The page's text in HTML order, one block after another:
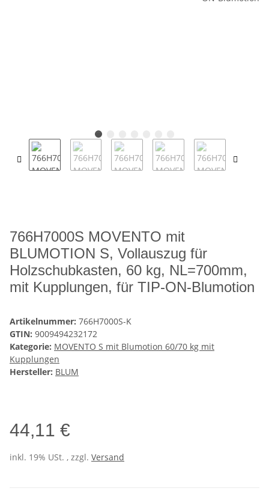
766H7000S MOVENTO mit
BLUMOTION S, Vollauszug für
Holzschubkasten, 60 kg, NL=700mm,
mit Kupplungen, für TIP-ON-Blumotion
Artikelnummer: 766H7000S-K
GTIN: 9009494232172
Kategorie: MOVENTO S mit Blumotion 60/70 kg mit
Kupplungen
Hersteller: BLUM
44,11 €
inkl. 19% USt. , zzgl. Versand